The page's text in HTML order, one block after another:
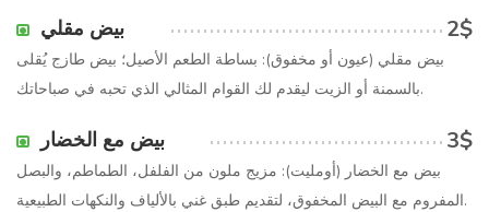
بيض مقلي 2$
بيض مقلي (عيون أو مخفوق): بساطة الطعم الأصيل؛ بيض طازج يُقلى
بالسمنة أو الزيت ليقدم لك القوام المثالي الذي تحبه في صباحاتك.
بيض مع الخضار 3$
بيض مع الخضار (أومليت): مزيج ملون من الفلفل، الطماطم، والبصل
المفروم مع البيض المخفوق، لتقديم طبق غني بالألياف والنكهات الطبيعية.